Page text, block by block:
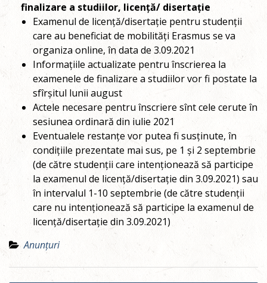
finalizare a studiilor, licență/ disertație
Examenul de licență/disertație pentru studenții
care au beneficiat de mobilități Erasmus se va
organiza online, în data de 3.09.2021
Informațiile actualizate pentru înscrierea la
examenele de finalizare a studiilor vor fi postate la
sfîrșitul lunii august
Actele necesare pentru înscriere sînt cele cerute în
sesiunea ordinară din iulie 2021
Eventualele restanțe vor putea fi susținute, în
condițiile prezentate mai sus, pe 1 și 2 septembrie
(de către studenții care intenționează să participe
la examenul de licență/disertație din 3.09.2021) sau
în intervalul 1-10 septembrie (de către studenții
care nu intenționează să participe la examenul de
licență/disertație din 3.09.2021)
Anunțuri